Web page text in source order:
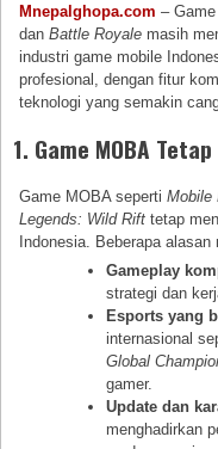
Mnepalghopa.com –
danBattle Royale masih
industri game mobile
profesional, dengan fitur
teknologi yang semakin
1. Game MOBA
Game MOBA sepertiMobile
Legends: Wild Rift tetap
Indonesia. Beberapa alasan
Gameplay
strategi dan
Esports yang
internasional
Global
gamer.
Update dan
menghadirkan